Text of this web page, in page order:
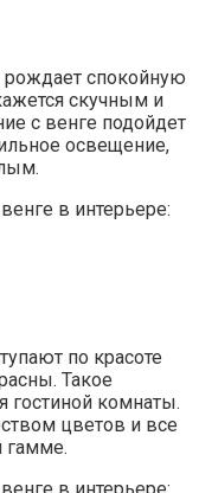
рождает спокойную
скучным и
с венге подойдет
освещение,
по красоте
Такое
гостиной комнаты.
цветов и все
гамме.